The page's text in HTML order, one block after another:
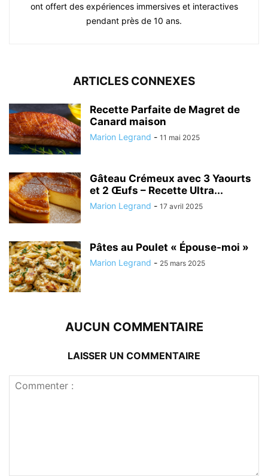
ont offert des expériences immersives et interactives
pendant près de 10 ans.
ARTICLES CONNEXES
Recette Parfaite de Magret de
Canard maison
Marion Legrand - 11 mai 2025
Gâteau Crémeux avec 3 Yaourts
et 2 Œufs – Recette Ultra...
Marion Legrand - 17 avril 2025
Pâtes au Poulet « Épouse-moi »
Marion Legrand - 25 mars 2025
AUCUN COMMENTAIRE
LAISSER UN COMMENTAIRE